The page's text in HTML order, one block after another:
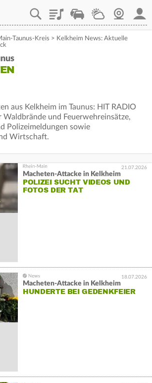
PlaylistStaupilotWetterWebcam
Taunus-Kreis > Kelkheim News: Aktuelle
aus Kelkheim im Taunus: HIT RADIO
Waldbrände und Feuerwehreinsätze,
Polizeimeldungen sowie
Wirtschaft.
21.07.2026
Macheten-Attacke in Kelkheim
POLIZEI SUCHT VIDEOS UND
FOTOS DER TAT
18.07.2026
Macheten-Attacke in Kelkheim
HUNDERTE BEI GEDENKFEIER